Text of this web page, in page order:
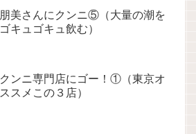
朋美さんにクンニ⑤（大量の潮を
ゴキュゴキュ飲む）
クンニ専門店にゴー！①（東京オ
ススメこの３店）